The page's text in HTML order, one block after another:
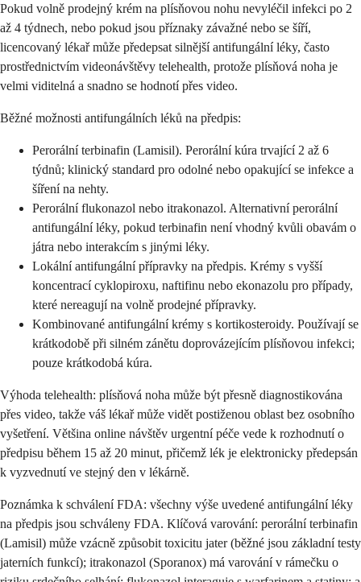
Pokud volně prodejný krém na plísňovou nohu nevyléčil infekci po 2
až 4 týdnech, nebo pokud jsou příznaky závažné nebo se šíří,
licencovaný lékař může předepsat silnější antifungální léky, často
prostřednictvím videonávštěvy telehealth, protože plísňová noha je
velmi viditelná a snadno se hodnotí přes video.
Běžné možnosti antifungálních léků na předpis:
Perorální terbinafin (Lamisil). Perorální kúra trvající 2 až 6
týdnů; klinický standard pro odolné nebo opakující se infekce a
šíření na nehty.
Perorální flukonazol nebo itrakonazol. Alternativní perorální
antifungální léky, pokud terbinafin není vhodný kvůli obavám o
játra nebo interakcím s jinými léky.
Lokální antifungální přípravky na předpis. Krémy s vyšší
koncentrací cyklopiroxu, naftifinu nebo ekonazolu pro případy,
které nereagují na volně prodejné přípravky.
Kombinované antifungální krémy s kortikosteroidy. Používají se
krátkodobě při silném zánětu doprovázejícím plísňovou infekci;
pouze krátkodobá kúra.
Výhoda telehealth: plísňová noha může být přesně diagnostikována
přes video, takže váš lékař může vidět postiženou oblast bez osobního
vyšetření. Většina online návštěv urgentní péče vede k rozhodnutí o
předpisu během 15 až 20 minut, přičemž lék je elektronicky předepsán
k vyzvednutí ve stejný den v lékárně.
Poznámka k schválení FDA: všechny výše uvedené antifungální léky
na předpis jsou schváleny FDA. Klíčová varování: perorální terbinafin
(Lamisil) může vzácně způsobit toxicitu jater (běžné jsou základní testy
jaterních funkcí); itrakonazol (Sporanox) má varování v rámečku o